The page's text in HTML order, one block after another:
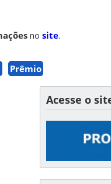
nosite.
Prêmio
Acesse o